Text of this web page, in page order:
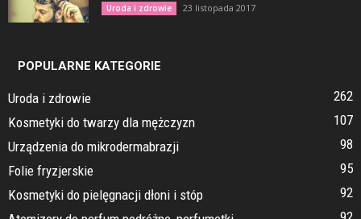
Uroda i zdrowie 23 listopada 2017
POPULARNE KATEGORIE
Uroda i zdrowie
262
Kosmetyki do twarzy dla mężczyzn
107
Urządzenia do mikrodermabrazji
98
Folie fryzjerskie
95
Kosmetyki do pielęgnacji dłoni i stóp
92